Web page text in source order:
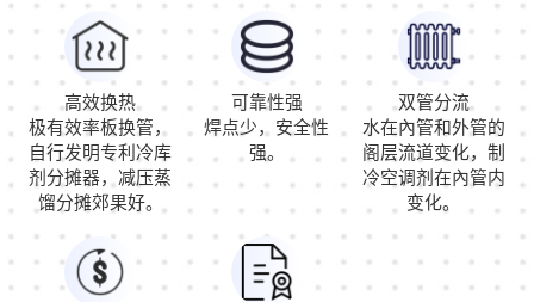
高效换热
极有效率板换管，
自行发明专利冷库
剂分摊器，减压蒸
馏分摊郊果好。
可靠性强
焊点少，安全性
强。
双管分流
水在內管和外管的
阁层流道变化，制
冷空调剂在內管内
变化。